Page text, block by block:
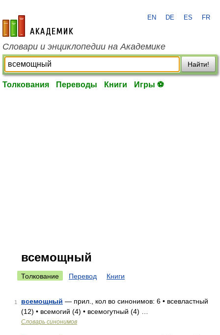
academic.ru
EN DE ES FR
Словари и энциклопедии на Академике
Найти!
Толкования Переводы Книги Игры ⚽
всемощный
Толкование Перевод Книги
1 всемощный — прил., кол во синонимов: 6 • всевластный
(12) • всемогий (4) • всемогутный (4) …
Словарь синонимов